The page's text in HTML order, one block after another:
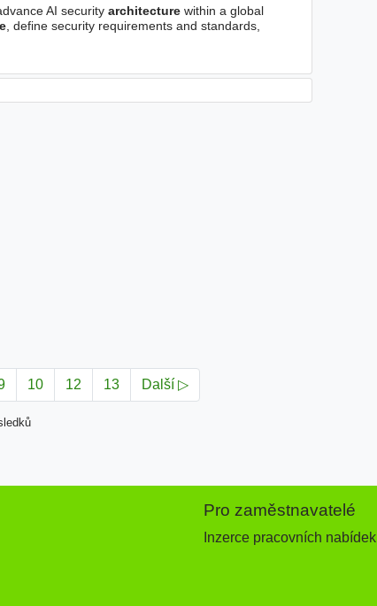
AI security architecturewithin a global
, define security requirements and standards,
10 12 13 Další ▷
Pro zaměstnavatelé
Inzerce pracovních nabídek